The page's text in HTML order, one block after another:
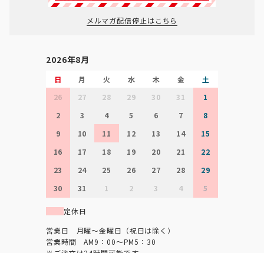
メルマガ配信停止はこちら
2026年8月
日 月 火 水 木 金
土
26
27 28 29 30 31
1
2
3 4 5 6 7
8
9
10 11 12 13 14
15
16
17 18 19 20 21
22
23
24 25 26 27 28
29
30
31 1 2 3 4 5
定休日
営業日 月曜～金曜日（祝日は除く）
営業時間 AM9：00～PM5：30